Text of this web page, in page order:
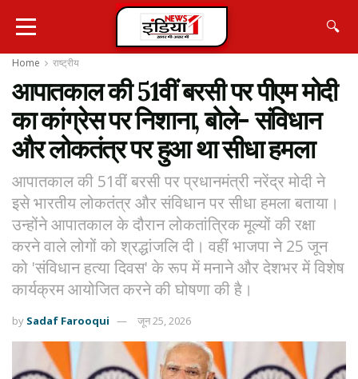
🔍
Home राष्ट्रीय
आपातकाल की 51वीं बरसी पर पीएम मोदी
का कांग्रेस पर निशाना, बोले- संविधान
और लोकतंत्र पर हुआ था सीधा हमला
आपातकाल की 51वीं बरसी पर प्रधानमंत्री नरेंद्र मोदी ने
इसे भारतीय लोकतंत्र और संविधान पर सीधा हमला बताया।
उन्होंने आपातकाल के दौरान लोकतांत्रिक मूल्यों की रक्षा
करने वाले लोगों को श्रद्धांजलि दी। वहीं भाजपा ने 25 जून
को 'संविधान हत्या दिवस' के रूप में मनाने और देशभर में विशेष
कार्यक्रम आयोजित करने की घोषणा की है।
by Sadaf Farooqui जून 25, 2026